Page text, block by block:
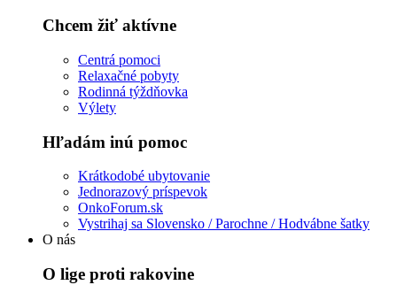
Chcem žiť aktívne
Centrá pomoci
Relaxačné pobyty
Rodinná týždňovka
Výlety
Hľadám inú pomoc
Krátkodobé ubytovanie
Jednorazový príspevok
OnkoForum.sk
Vystrihaj sa Slovensko / Parochne / Hodvábne šatky
O nás
O lige proti rakovine